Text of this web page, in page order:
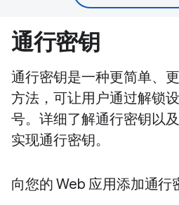
通行密钥
通行密钥是一种更简单、
方法，可让用户通过解锁
号。详细了解通行密钥以
实现通行密钥。
向您的 Web 应用添加通行